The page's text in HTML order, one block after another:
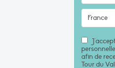
afin de
Tour du